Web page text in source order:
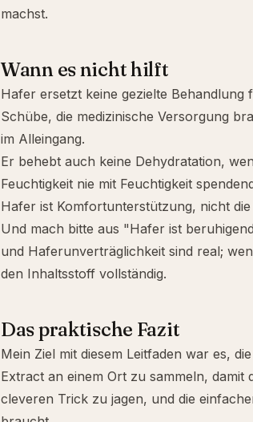
machst.
Wann es nicht hilft
Hafer ersetzt keine gezielte
Schübe, die medizinische Versorgung
im Alleingang.
Er behebt auch keine Dehydratation,
Feuchtigkeit nie mit Feuchtigkeit
Hafer ist Komfortunterstützung, nicht
Und mach bitte aus "Hafer ist
und Haferunverträglichkeit sind real;
den Inhaltsstoff vollständig.
Das praktische Fazit
Mein Ziel mit diesem Leitfaden war es,
Extract an einem Ort zu sammeln,
cleveren Trick zu jagen, und die